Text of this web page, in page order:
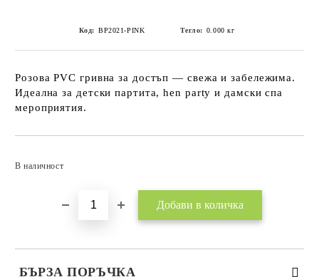
Код: BP2021-PINK Тегло: 0.000 кг
Розова PVC гривна за достъп — свежа и забележима.
Идеална за детски партита, hen party и дамски спа
мероприятия.
В наличност
БЪРЗА ПОРЪЧКА